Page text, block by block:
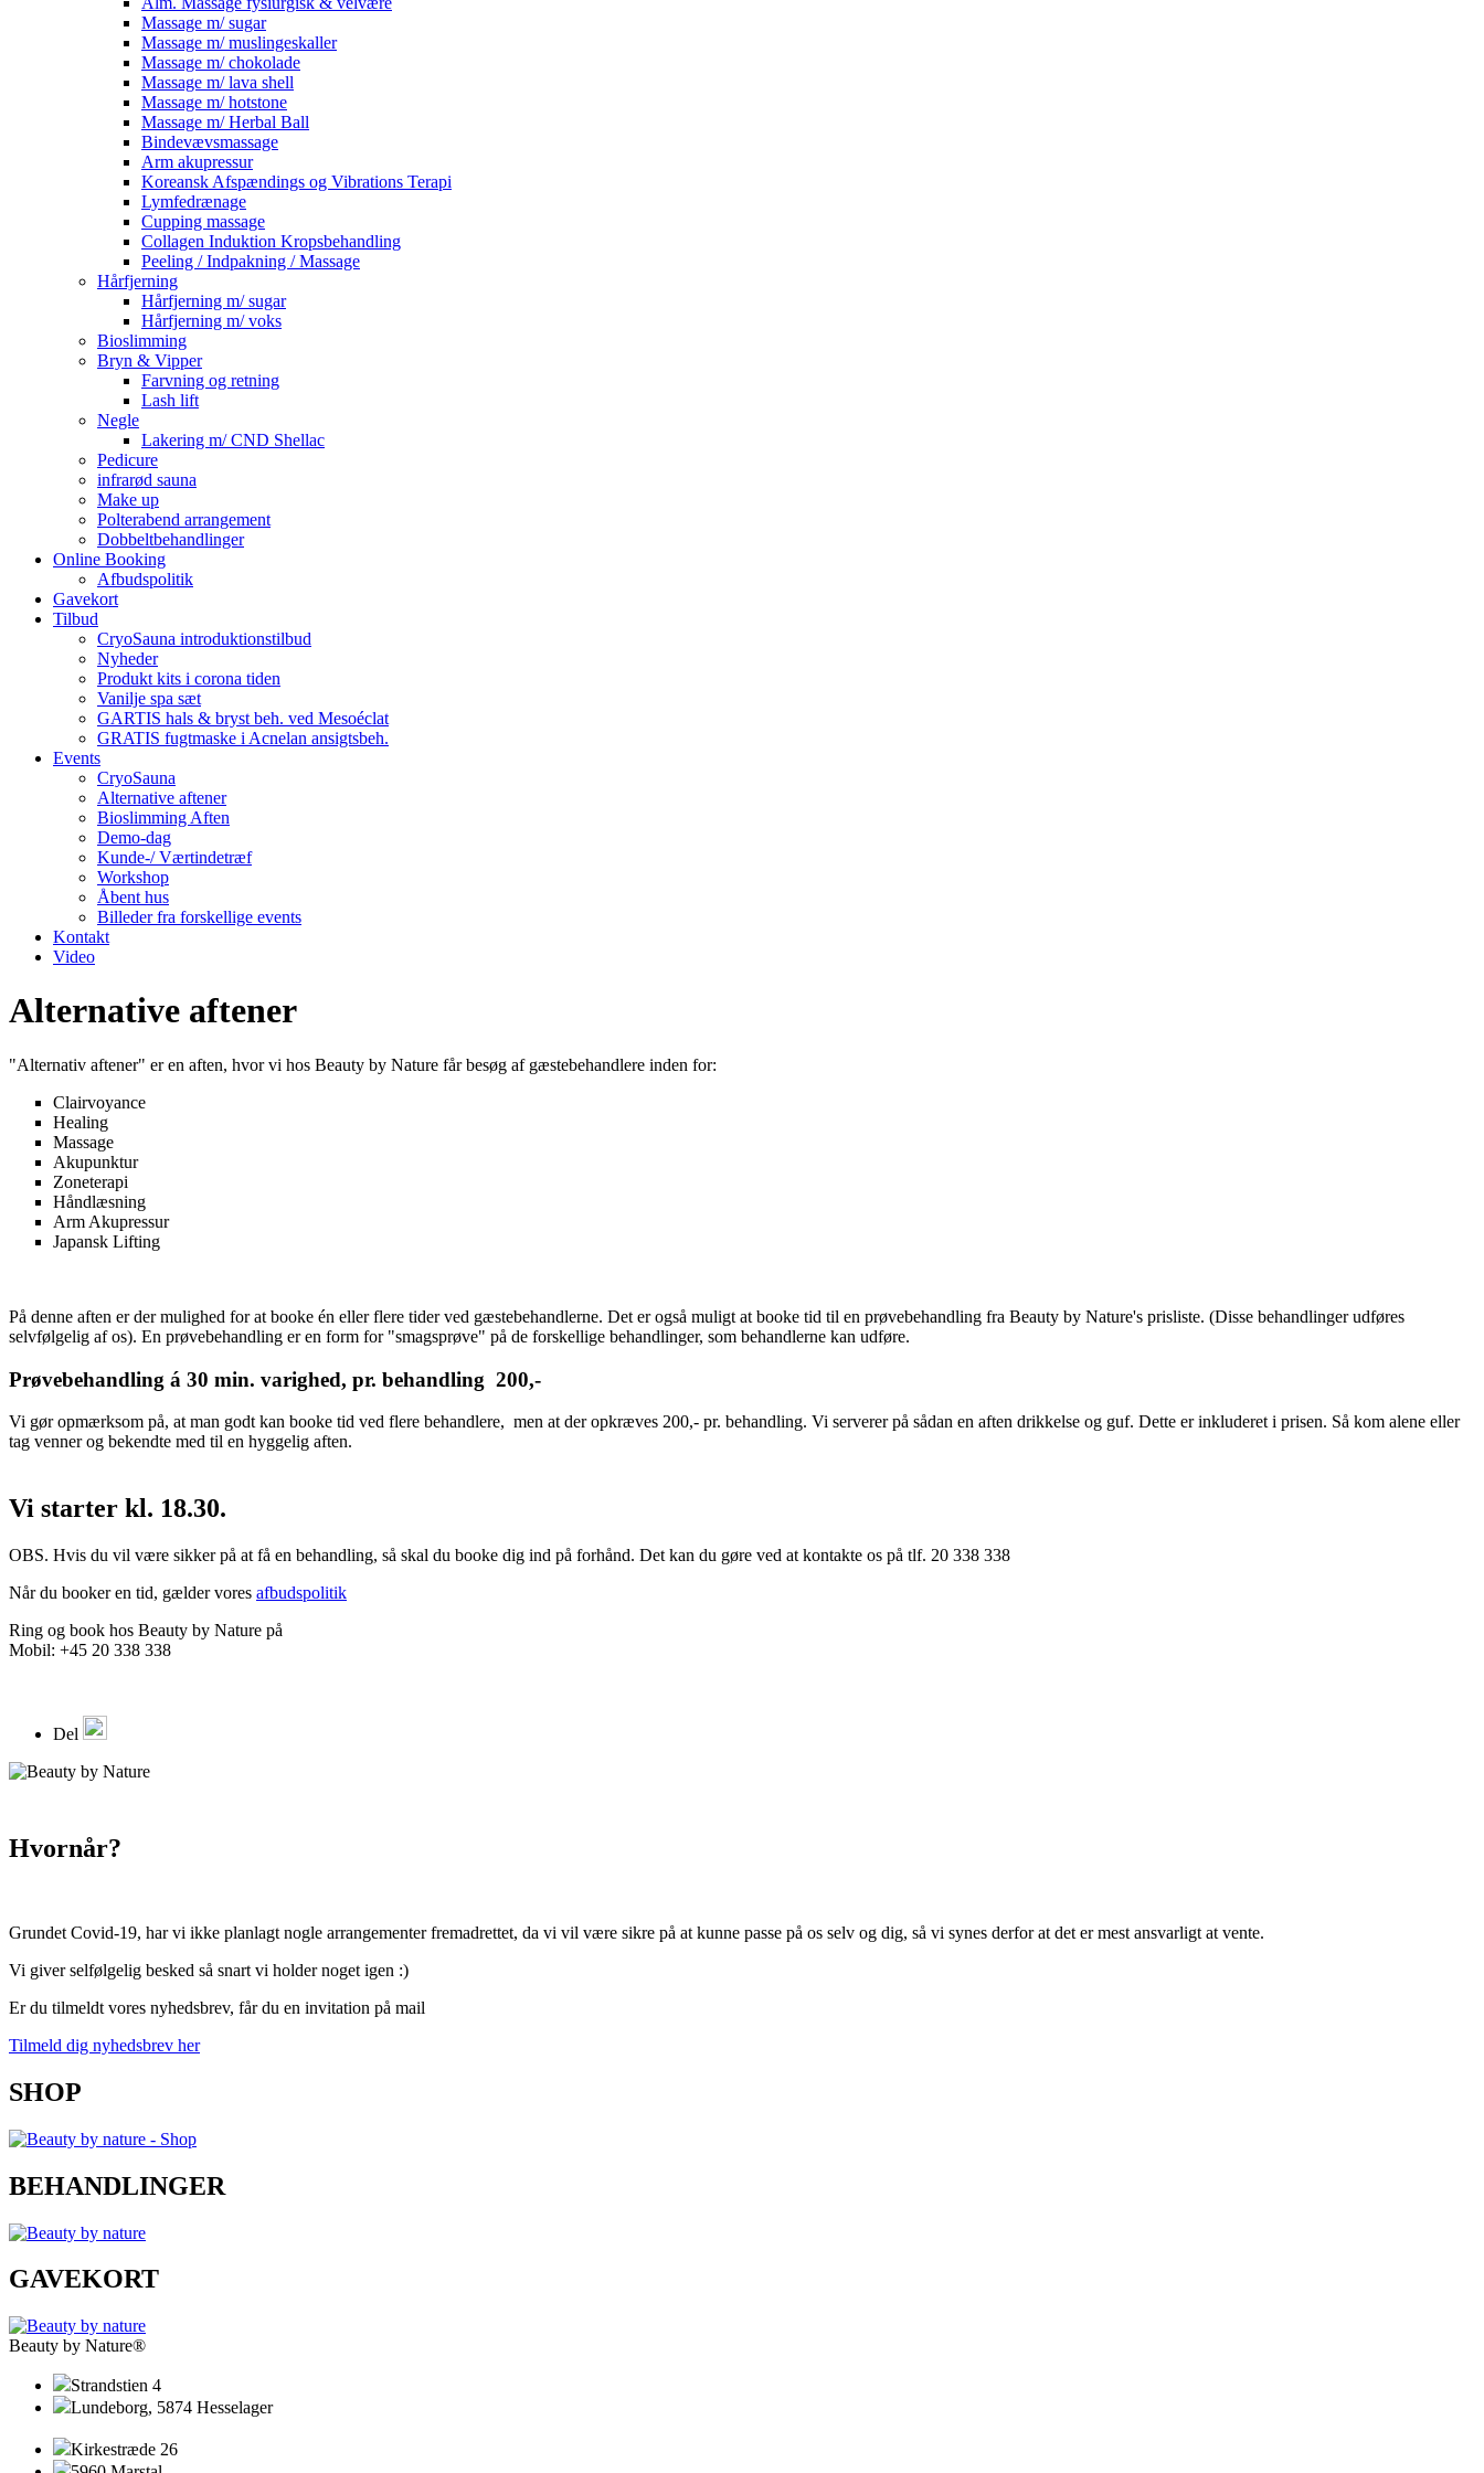
Massage m/ sugar
Massage m/ muslingeskaller
Massage m/ chokolade
Massage m/ lava shell
Massage m/ hotstone
Massage m/ Herbal Ball
Bindevævsmassage
Arm akupressur
Koreansk Afspændings og Vibrations Terapi
Lymfedrænage
Cupping massage
Collagen Induktion Kropsbehandling
Peeling / Indpakning / Massage
Hårfjerning
Hårfjerning m/ sugar
Hårfjerning m/ voks
Bioslimming
Bryn & Vipper
Farvning og retning
Lash lift
Negle
Lakering m/ CND Shellac
Pedicure
infrarød sauna
Make up
Polterabend arrangement
Dobbeltbehandlinger
Online Booking
Afbudspolitik
Gavekort
Tilbud
CryoSauna introduktionstilbud
Nyheder
Produkt kits i corona tiden
Vanilje spa sæt
GARTIS hals & bryst beh. ved Mesoéclat
GRATIS fugtmaske i Acnelan ansigtsbeh.
Events
CryoSauna
Alternative aftener
Bioslimming Aften
Demo-dag
Kunde-/ Værtindetræf
Workshop
Åbent hus
Billeder fra forskellige events
Kontakt
Video
Alternative aftener
"Alternativ aftener" er en aften, hvor vi hos Beauty by Nature får besøg af gæstebehandlere inden for:
Clairvoyance
Healing
Massage
Akupunktur
Zoneterapi
Håndlæsning
Arm Akupressur
Japansk Lifting
På denne aften er der mulighed for at booke én eller flere tider ved gæstebehandlerne. Det er også muligt at booke tid til en prøvebehandling fra Beauty by Nature's prisliste. (Disse behandlinger udføres
selvfølgelig af os). En prøvebehandling er en form for "smagsprøve" på de forskellige behandlinger, som behandlerne kan udføre.
Prøvebehandling á 30 min. varighed, pr. behandling 200,-
Vi gør opmærksom på, at man godt kan booke tid ved flere behandlere, men at der opkræves 200,- pr. behandling. Vi serverer på sådan en aften drikkelse og guf. Dette er inkluderet i prisen. Så kom alene eller
tag venner og bekendte med til en hyggelig aften.
Vi starter kl. 18.30.
OBS. Hvis du vil være sikker på at få en behandling, så skal du booke dig ind på forhånd. Det kan du gøre ved at kontakte os på tlf. 20 338 338
Når du booker en tid, gælder vores afbudspolitik
Ring og book hos Beauty by Nature på
Mobil: +45 20 338 338
Del
Hvornår?
Grundet Covid-19, har vi ikke planlagt nogle arrangementer fremadrettet, da vi vil være sikre på at kunne passe på os selv og dig, så vi synes derfor at det er mest ansvarligt at vente.
Vi giver selfølgelig besked så snart vi holder noget igen :)
Er du tilmeldt vores nyhedsbrev, får du en invitation på mail
Tilmeld dig nyhedsbrev her
SHOP
BEHANDLINGER
GAVEKORT
Beauty by Nature®
Strandstien 4
Lundeborg, 5874 Hesselager
Kirkestræde 26